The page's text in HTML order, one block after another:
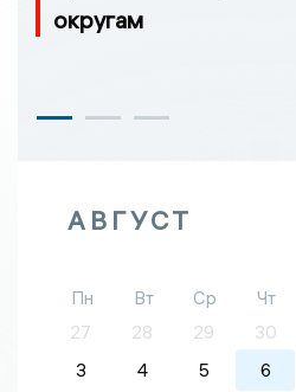
округам
АВГУСТ
Пн Вт Ср Чт
27
28 29 30
3
4 5 6